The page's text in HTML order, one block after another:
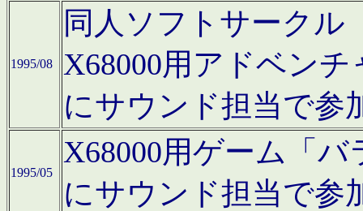
1995/08
同人ソフトサークル
X68000用アドベン
にサウンド担当で参
1995/05
X68000用ゲーム「
にサウンド担当で参